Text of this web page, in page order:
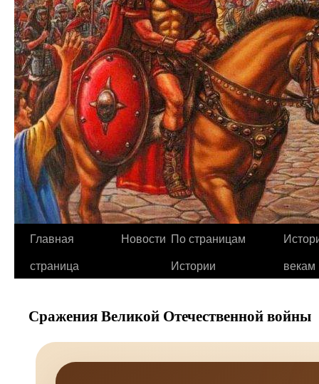
Главная
страница
Новости По страницам
Истории
векам
Сражения Великой Отечественной войны